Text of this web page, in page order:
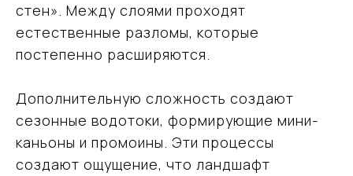
стен». Между слоями проходят
естественные разломы, которые
постепенно расширяются.
Дополнительную сложность создают
сезонные водотоки, формирующие мини-
каньоны и промоины. Эти процессы
создают ощущение, что ландшафт